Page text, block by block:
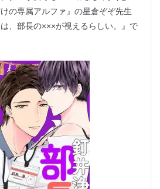
の専属アルファ』の星倉ぞぞ先生
、部長の×××が視えるらしい。』で